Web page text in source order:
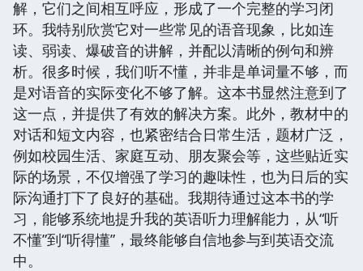
解，它们之间相互呼应，形成了一个完整的学习闭
环。我特别欣赏它对一些常见的语音现象，比如连
读、弱读、爆破音的讲解，并配以清晰的例句和辨
析。很多时候，我们听不懂，并非是单词量不够，而
是对语音的实际变化不够了解。这本书显然注意到了
这一点，并提供了有效的解决方案。此外，教材中的
对话和短文内容，也紧密结合日常生活，题材广泛，
例如校园生活、家庭互动、朋友聚会等，这些贴近实
际的场景，不仅增强了学习的趣味性，也为日后的实
际沟通打下了良好的基础。我期待通过这本书的学
习，能够系统地提升我的英语听力理解能力，从“听
不懂”到“听得懂”，最终能够自信地参与到英语交流
中。